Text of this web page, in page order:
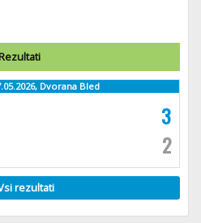
Dvorana Bled
3
2
rezultati